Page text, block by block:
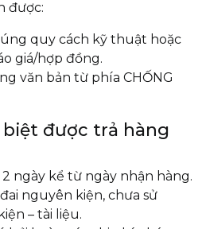
được:
quy cách kỹ thuật hoặc
giá/hợp đồng.
văn bản từ phía CHỐNG
được trả hàng
ngày kể từ ngày nhận hàng.
nguyên kiện, chưa sử
– tài liệu.